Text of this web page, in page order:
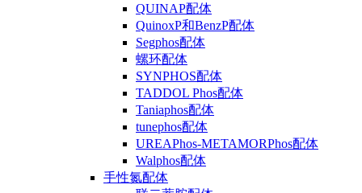
QUINAP配体
QuinoxP和BenzP配体
Segphos配体
螺环配体
SYNPHOS配体
TADDOL Phos配体
Taniaphos配体
tunephos配体
UREAPhos-METAMORPhos配体
Walphos配体
手性氮配体